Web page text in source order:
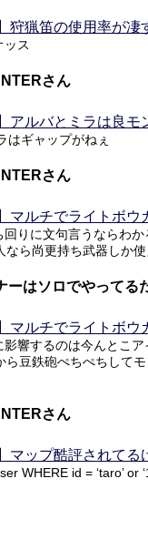
狩猟笛の使用率が
ッス
さん
アルバとミラは良モ
はギャップがねぇ
さん
マルチでライトボウ
りに文句言うならわ
なら尚更持ち武器しか
ーはソロでやってる
マルチでライトボウ
影響するのは今んとこ
ら豆鉄砲ぺちぺちして
さん
マップ酷評されてる
WHERE id = ‘taro’ or